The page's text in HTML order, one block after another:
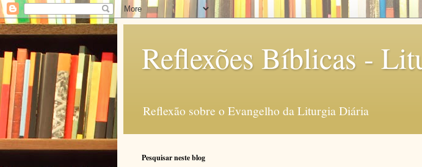
Reflexões Bíblicas -
Reflexão sobre o Evangelho da Liturgia Diária
Pesquisar neste blog